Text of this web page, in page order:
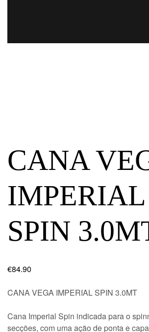
CANA
IMPERIAL
SPIN
€84.90
CANA VEGA IMPERIAL SPIN 3.0MT
Cana Imperial Spin indicada para o
secções, com uma ação de ponta e